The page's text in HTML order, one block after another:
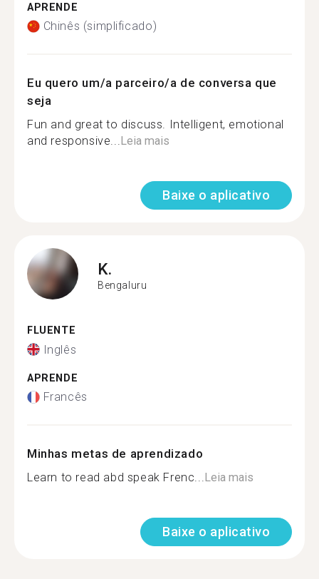
APRENDE
Chinês (simplificado)
Eu quero um/a parceiro/a de conversa que
seja
Fun and great to discuss. Intelligent, emotional
and responsive...Leia mais
Baixe o aplicativo
K.
Bengaluru
FLUENTE
Inglês
APRENDE
Francês
Minhas metas de aprendizado
Learn to read abd speak Frenc...Leia mais
Baixe o aplicativo